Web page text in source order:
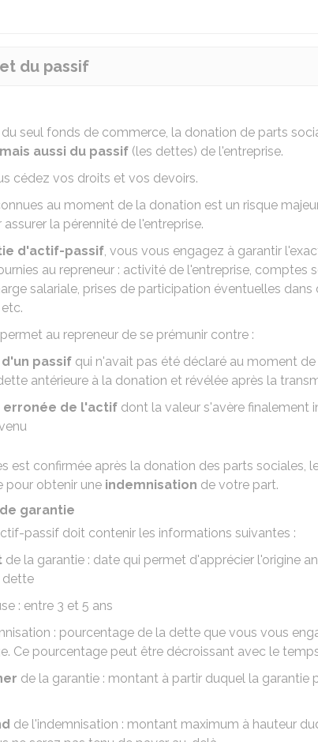
du passif
seul fonds de commerce, la donation de parts
mais aussi du passif (les dettes) de l'entreprise.
cédez vos droits et vos devoirs.
au moment de la donation est un risque
la pérennité de l'entreprise.
d'actif-passif, vous vous engagez à garantir
au repreneur : activité de l'entreprise, comptes
salariale, prises de participation éventuelles dans
au repreneur de se prémunir contre :
passif qui n'avait pas été déclaré au moment
antérieure à la donation et révélée après la
erronée de l'actif dont la valeur s'avère finalement
est confirmée après la donation des parts sociales,
pour obtenir une indemnisation de votre part.
garantie
passif doit contenir les informations suivantes :
de la garantie : date qui permet d'apprécier l'origine
dette
: entre 3 et 5 ans
: pourcentage de la dette que vous vous
Ce pourcentage peut être décroissant avec le
de la garantie : montant à partir duquel la garantie
de l'indemnisation : montant maximum à hauteur